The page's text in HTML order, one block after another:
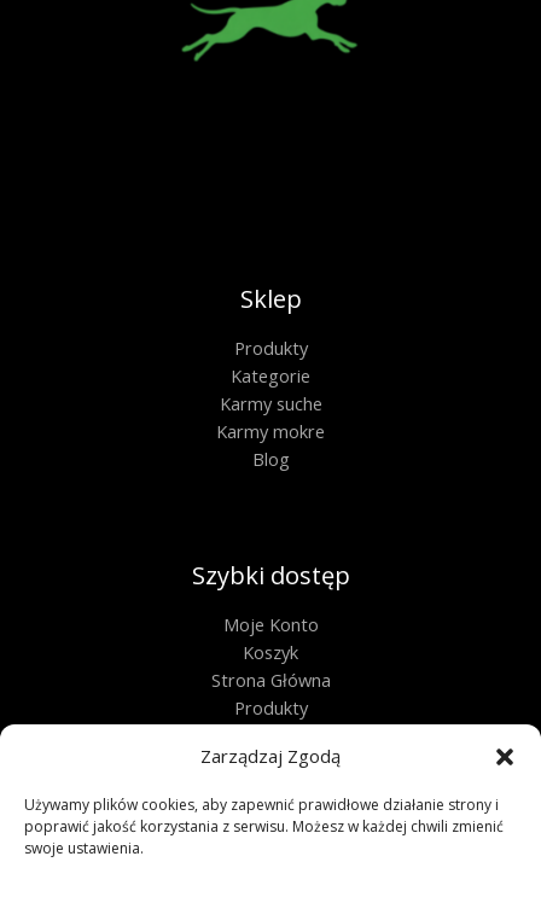
Zarządzaj Zgodą
Używamy plików cookies, aby zapewnić prawidłowe działanie strony i
poprawić jakość korzystania z serwisu. Możesz w każdej chwili zmienić
swoje ustawienia.
Sklep
Produkty
Kategorie
Karmy suche
Karmy mokre
Blog
Szybki dostęp
Moje Konto
Koszyk
Strona Główna
Produkty
Regulamin